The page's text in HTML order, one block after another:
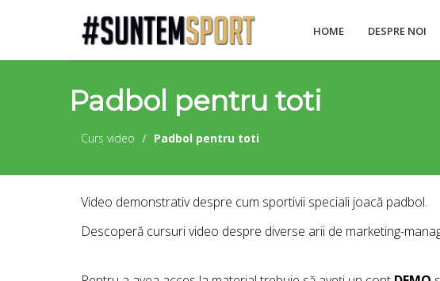
HOME DESPRE NOI
Padbol pentru toti
Curs video Padbol pentru toti
Video demonstrativ despre cum sportivii speciali joacă padbol.
Descoperă cursuri video despre diverse arii de marketing-